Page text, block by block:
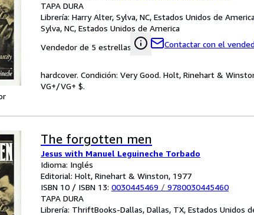
TAPA DURA
Librería: Harry Alter, Sylva, NC, Estados Unidos de
Sylva, NC, Estados Unidos de America
Vendedor de 5 estrellas
Contactar con el
hardcover. Condición: Very Good. Holt, Rinehart &
VG+/VG+ $.
The forgotten men
Jesus with Manuel Leguineche Torbado
Idioma: Inglés
Editorial: Holt, Rinehart & Winston, 1977
ISBN 10 / ISBN 13: 0030445469 / 9780030445460
TAPA DURA
Librería: ThriftBooks-Dallas, Dallas, TX, Estados Unidos